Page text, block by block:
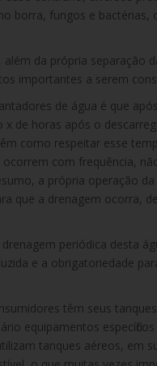
borra, fungos e bactérias,
da própria separação
importantes a serem
de água é que
de horas após o
como respeitar esse
com frequência,
a própria operação
que a drenagem ocorra,
periódica desta
e a obrigatoriedade
têm seus
equipamentos
tanques aéreos, em